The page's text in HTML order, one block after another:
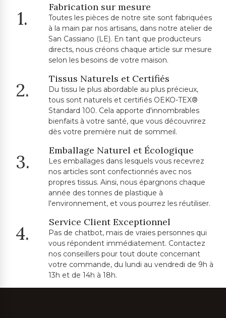
1.
Fabrication sur mesure
Toutes les pièces de notre site sont fabriquées
à la main par nos artisans, dans notre atelier de
San Cassiano (LE). En tant que producteurs
directs, nous créons chaque article sur mesure
selon les besoins de votre maison.
2.
Tissus Naturels et Certifiés
Du tissu le plus abordable au plus précieux,
tous sont naturels et certifiés OEKO-TEX®
Standard 100. Cela apporte d'innombrables
bienfaits à votre santé, que vous découvrirez
dès votre première nuit de sommeil.
3.
Emballage Naturel et Écologique
Les emballages dans lesquels vous recevrez
nos articles sont confectionnés avec nos
propres tissus. Ainsi, nous épargnons chaque
année des tonnes de plastique à
l'environnement, et vous pourrez les réutiliser.
4.
Service Client Exceptionnel
Pas de chatbot, mais de vraies personnes qui
vous répondent immédiatement. Contactez
nos conseillers pour tout doute concernant
votre commande, du lundi au vendredi de 9h à
13h et de 14h à 18h.